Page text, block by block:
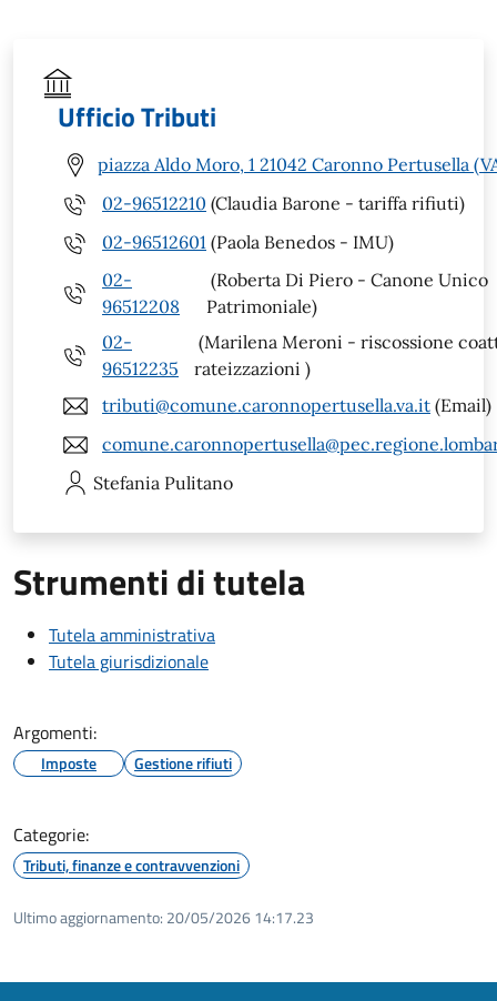
Ufficio Tributi
piazza Aldo Moro, 1 21042 Caronno Pertusella
02-96512210 (Claudia Barone - tariffa rifiuti)
02-96512601 (Paola Benedos - IMU)
02-
96512208
(Roberta Di Piero - Canone Unico
Patrimoniale)
02-
96512235
(Marilena Meroni - riscossione
rateizzazioni )
tributi@comune.caronnopertusella.va.it (Email)
Stefania Pulitano
Strumenti di tutela
Tutela amministrativa
Tutela giurisdizionale
Argomenti:
Imposte Gestione rifiuti
Categorie:
Tributi, finanze e contravvenzioni
Ultimo aggiornamento: 20/05/2026 14:17.23